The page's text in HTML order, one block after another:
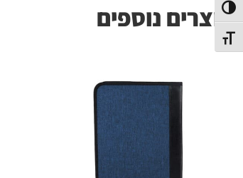
הפעל/כבה ניגודיות גבוהה
מתג גודל גופן
מוצרים נוספים